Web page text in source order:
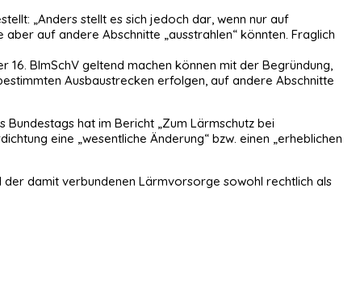
„Anders stellt es sich jedoch dar, wenn nur auf
auf andere Abschnitte „ausstrahlen“ könnten. Fraglich
BImSchV geltend machen können mit der Begründung,
Ausbaustrecken erfolgen, auf andere Abschnitte
hat im Bericht „Zum Lärmschutz bei
eine „wesentliche Änderung“ bzw. einen „erheblichen
damit verbundenen Lärmvorsorge sowohl rechtlich als